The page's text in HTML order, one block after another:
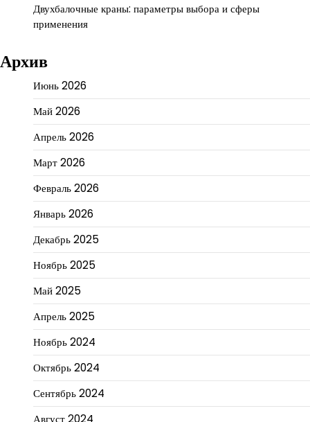
Двухбалочные краны: параметры выбора и сферы
применения
Архив
Июнь 2026
Май 2026
Апрель 2026
Март 2026
Февраль 2026
Январь 2026
Декабрь 2025
Ноябрь 2025
Май 2025
Апрель 2025
Ноябрь 2024
Октябрь 2024
Сентябрь 2024
Август 2024